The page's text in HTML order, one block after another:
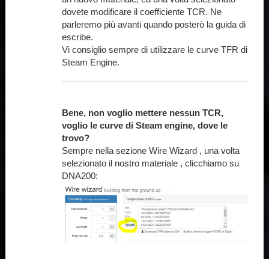
dovete modificare il coefficiente TCR. Ne
parleremo più avanti quando posterò la guida di
escribe.
Vi consiglio sempre di utilizzare le curve TFR di
Steam Engine.
Bene, non voglio mettere nessun TCR,
voglio le curve di Steam engine, dove le
trovo?
Sempre nella sezione Wire Wizard , una volta
selezionato il nostro materiale , clicchiamo su
DNA200: